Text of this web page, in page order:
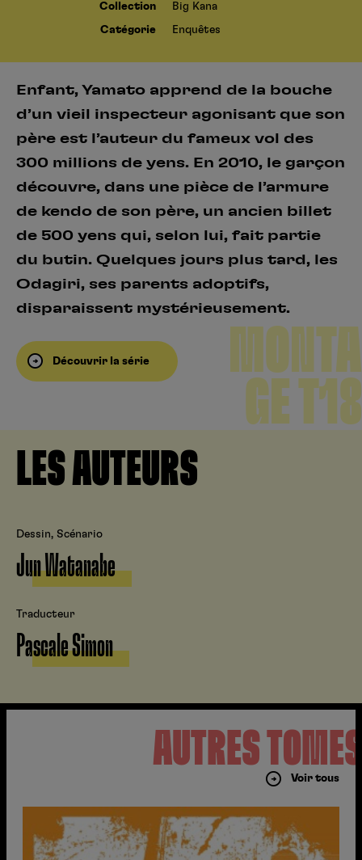
Collection Big Kana
Catégorie Enquêtes
Enfant, Yamato apprend de la bouche
d’un vieil inspecteur agonisant que son
père est l’auteur du fameux vol des
300 millions de yens. En 2010, le garçon
découvre, dans une pièce de l’armure
de kendo de son père, un ancien billet
de 500 yens qui, selon lui, fait partie
du butin. Quelques jours plus tard, les
Odagiri, ses parents adoptifs,
disparaissent mystérieusement.
Découvrir la série
MONTA
GE T18
LES AUTEURS
Dessin, Scénario
Jun Watanabe
Traducteur
Pascale Simon
AUTRES
Voir tous